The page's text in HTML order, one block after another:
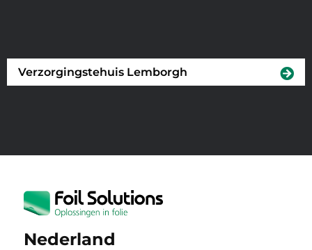
Verzorgingstehuis Lemborgh
Nederland